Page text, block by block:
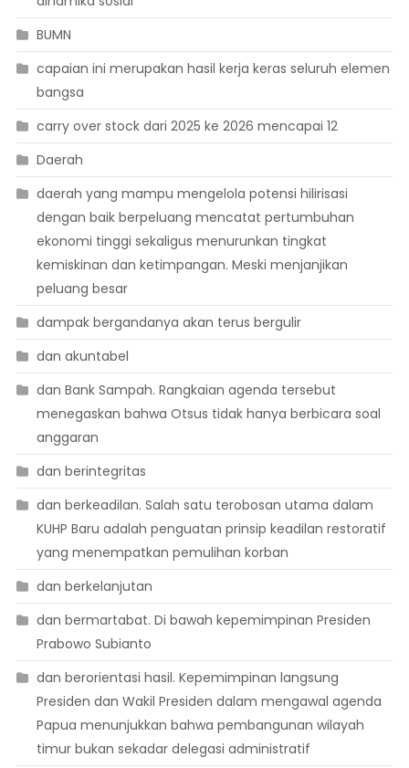
BUMN
capaian ini merupakan hasil kerja keras seluruh elemen
bangsa
carry over stock dari 2025 ke 2026 mencapai 12
Daerah
daerah yang mampu mengelola potensi hilirisasi
dengan baik berpeluang mencatat pertumbuhan
ekonomi tinggi sekaligus menurunkan tingkat
kemiskinan dan ketimpangan. Meski menjanjikan
peluang besar
dampak bergandanya akan terus bergulir
dan akuntabel
dan Bank Sampah. Rangkaian agenda tersebut
menegaskan bahwa Otsus tidak hanya berbicara soal
anggaran
dan berintegritas
dan berkeadilan. Salah satu terobosan utama dalam
KUHP Baru adalah penguatan prinsip keadilan restoratif
yang menempatkan pemulihan korban
dan berkelanjutan
dan bermartabat. Di bawah kepemimpinan Presiden
Prabowo Subianto
dan berorientasi hasil. Kepemimpinan langsung
Presiden dan Wakil Presiden dalam mengawal agenda
Papua menunjukkan bahwa pembangunan wilayah
timur bukan sekadar delegasi administratif